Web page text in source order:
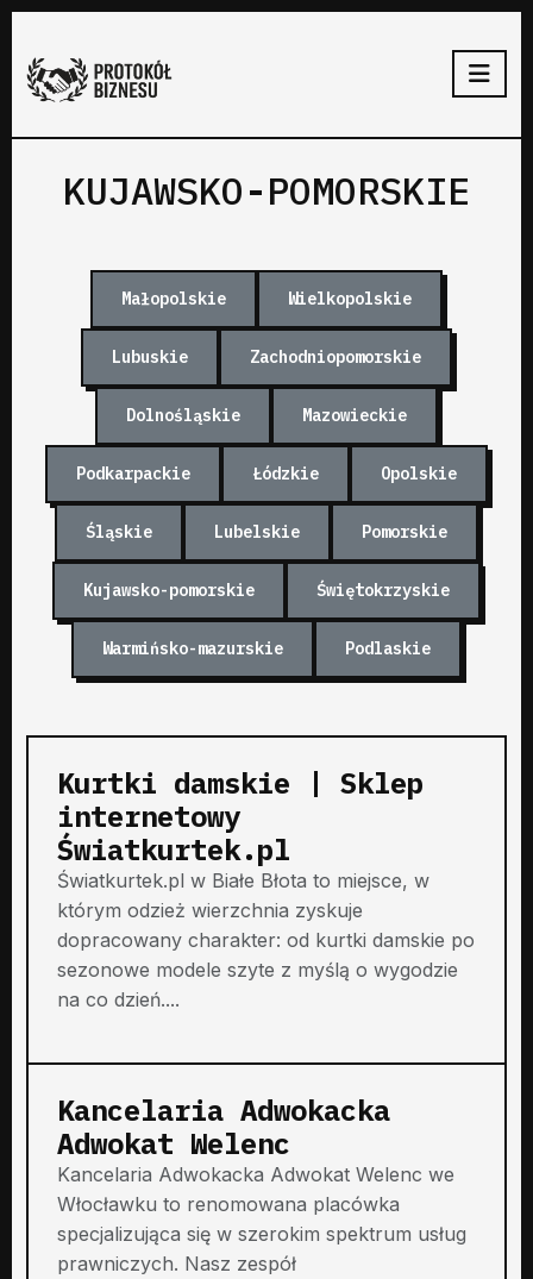
KUJAWSKO-POMORSKIE
Małopolskie Wielkopolskie
Lubuskie Zachodniopomorskie
Dolnośląskie Mazowieckie
Podkarpackie Łódzkie Opolskie
Śląskie Lubelskie Pomorskie
Kujawsko-pomorskie Świętokrzyskie
Warmińsko-mazurskie Podlaskie
Kurtki damskie | Sklep
internetowy
Światkurtek.pl
Światkurtek.pl w Białe Błota to miejsce, w
którym odzież wierzchnia zyskuje
dopracowany charakter: od kurtki damskie po
sezonowe modele szyte z myślą o wygodzie
na co dzień....
Kancelaria Adwokacka
Adwokat Welenc
Kancelaria Adwokacka Adwokat Welenc we
Włocławku to renomowana placówka
specjalizująca się w szerokim spektrum usług
prawniczych. Nasz zespół